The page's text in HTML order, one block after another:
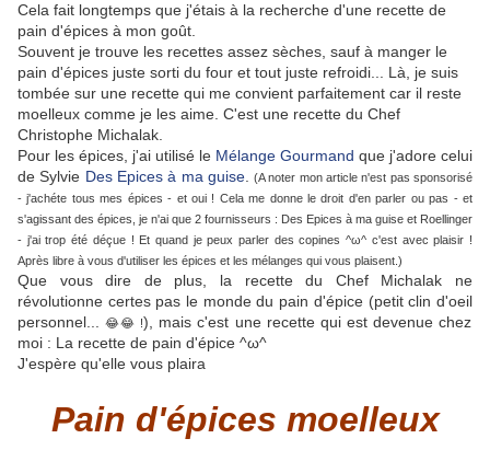
Cela fait longtemps que j'étais à la recherche d'une recette de
pain d'épices à mon goût.
Souvent je trouve les recettes assez sèches, sauf à manger le
pain d'épices juste sorti du four et tout juste refroidi... Là, je suis
tombée sur une recette qui me convient parfaitement car il reste
moelleux comme je les aime. C'est une recette du Chef
Christophe Michalak.
Pour les épices, j'ai utilisé le Mélange Gourmand que j'adore celui
de Sylvie Des Epices à ma guise.(A noter mon article n'est pas sponsorisé
- j'achéte tous mes épices - et oui ! Cela me donne le droit d'en parler ou pas - et
s'agissant des épices, je n'ai que 2 fournisseurs : Des Epices à ma guise et Roellinger
- j'ai trop été déçue ! Et quand je peux parler des copines ^ω^ c'est avec plaisir !
Après libre à vous d'utiliser les épices et les mélanges qui vous plaisent.)
Que vous dire de plus, la recette du Chef Michalak ne
révolutionne certes pas le monde du pain d'épice (petit clin d'oeil
personnel...😂😂 !), mais c'est une recette qui est devenue chez
moi : La recette de pain d'épice ^ω^
J'espère qu'elle vous plaira
Pain d'épices moelleux